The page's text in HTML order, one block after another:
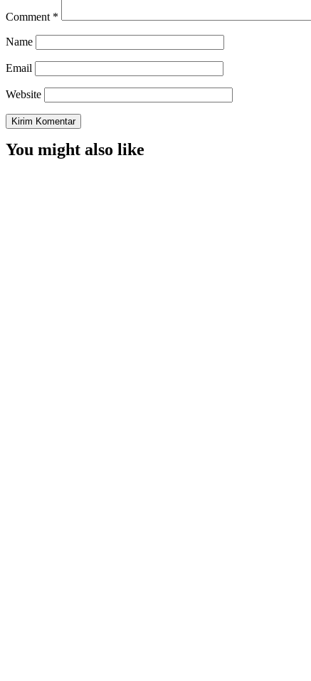
Comment *
Name
Email
Website
You might also like